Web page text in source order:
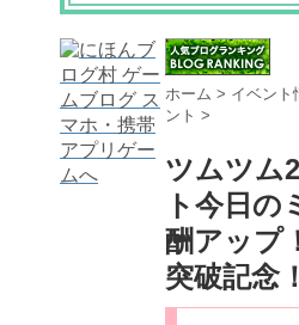
ホーム > イベント
ント >
ツムツム
ト今日の
酬アップ
突破記念！